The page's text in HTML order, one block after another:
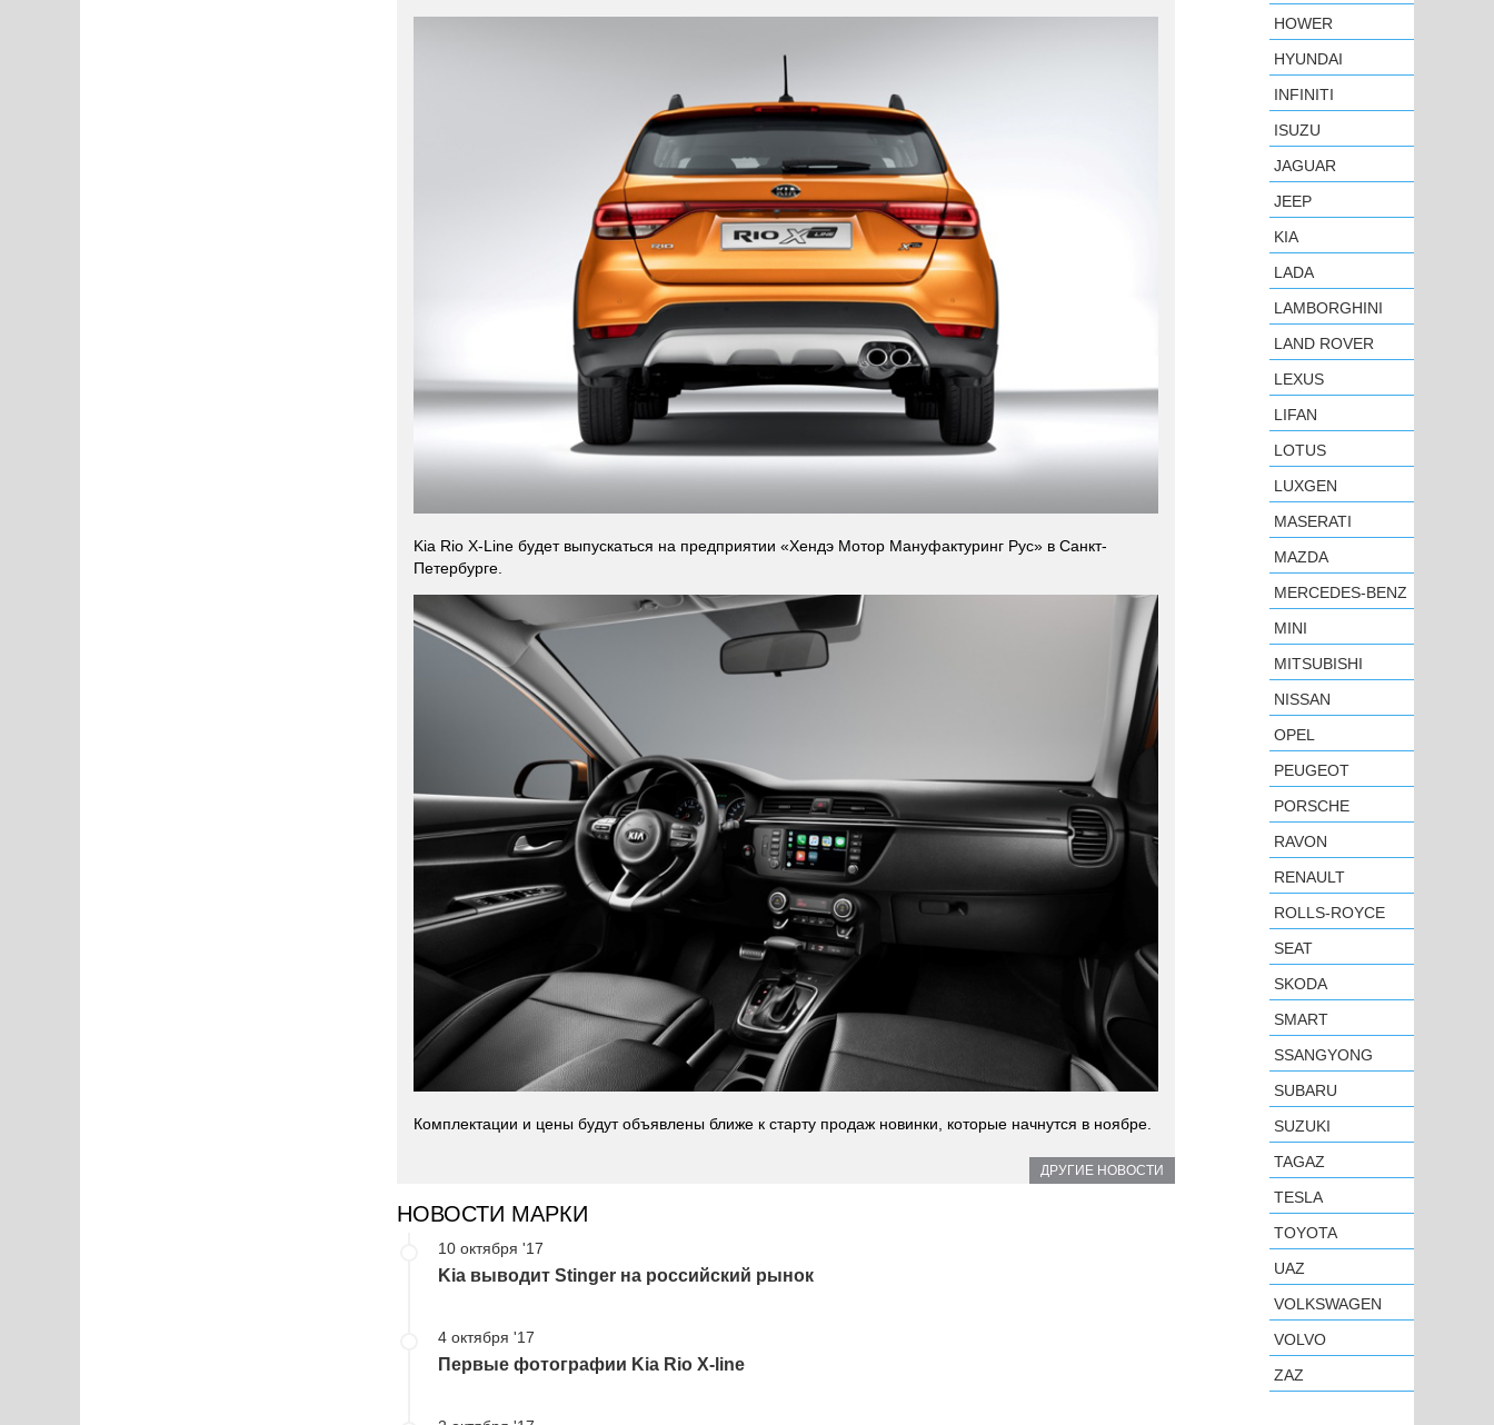
Kia Rio X-Line будет выпускаться на предприятии «Хендэ Мотор Мануфактуринг Рус» в Санкт-
Петербурге.
Комплектации и цены будут объявлены ближе к старту продаж новинки, которые начнутся в ноябре.
ДРУГИЕ НОВОСТИ
НОВОСТИ МАРКИ
10 октября '17
Kia выводит Stinger на российский рынок
4 октября '17
Первые фотографии Kia Rio X-line
HOWER
HYUNDAI
INFINITI
ISUZU
JAGUAR
JEEP
KIA
LADA
LAMBORGHINI
LAND ROVER
LEXUS
LIFAN
LOTUS
LUXGEN
MASERATI
MAZDA
MERCEDES-BENZ
MINI
MITSUBISHI
NISSAN
OPEL
PEUGEOT
PORSCHE
RAVON
RENAULT
ROLLS-ROYCE
SEAT
SKODA
SMART
SSANGYONG
SUBARU
SUZUKI
TAGAZ
TESLA
TOYOTA
UAZ
VOLKSWAGEN
VOLVO
ZAZ